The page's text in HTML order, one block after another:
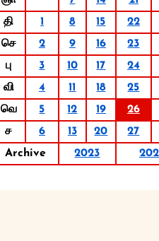
தி
1 8 15 22
செ
2 9 16 23
பு
3 10 17 24
வி
4 11 18
25
வெ
5 12 19
26
ச
6 13 20
27
Archive
2023